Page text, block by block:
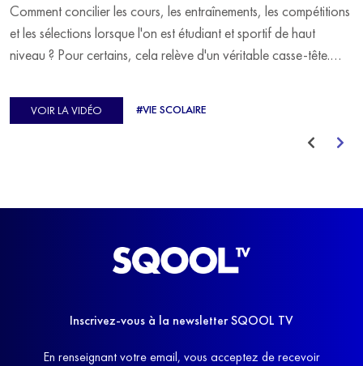
Comment concilier les cours, les entraînements, les compétitions
et les sélections lorsque l'on est étudiant et sportif de haut
niveau ? Pour certains, cela relève d'un véritable casse-tête.
d'Europe de Horse-ball, qui a failli abandonner ses études
avant de trouver un nouvel équilibre.
VOIR LA VIDÉO #VIE SCOLAIRE
Inscrivez-vous à la newsletter SQOOL TV
En renseignant votre email, vous acceptez de recevoir